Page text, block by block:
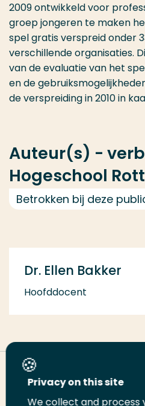
2009 ontwikkeld voor
groep jongeren te maken
spel gratis verspreid onder
verschillende organisaties.
van de evaluatie van het
en de
de verspreiding in 2010 in
Auteur(s) -
Hogeschool
Betrokken bij deze
Dr. Ellen Bakker
Hoofddocent
Deel deze pagina
Privacy on this site
We collect and process